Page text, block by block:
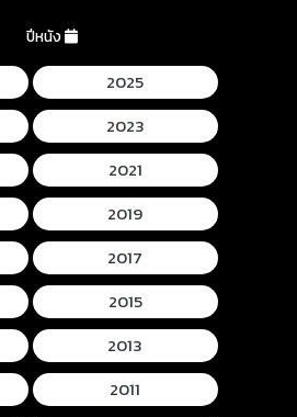
ปีหนัง
2025
2023
2021
2019
2017
2015
2013
2011